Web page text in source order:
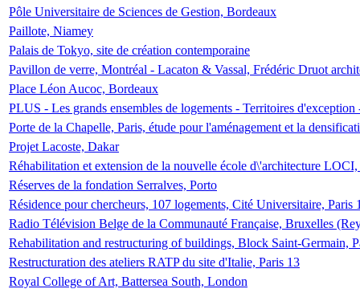
Pôle Universitaire de Sciences de Gestion, Bordeaux
Paillote, Niamey
Palais de Tokyo, site de création contemporaine
Pavillon de verre, Montréal - Lacaton & Vassal, Frédéric Druot
Place Léon Aucoc, Bordeaux
PLUS - Les grands ensembles de logements - Territoires
Porte de la Chapelle, Paris, étude pour l'aménagement et la
Projet Lacoste, Dakar
Réhabilitation et extension de la nouvelle école d\'architecture
Réserves de la fondation Serralves, Porto
Résidence pour chercheurs, 107 logements, Cité Universitaire, Paris
Radio Télévision Belge de la Communauté Française, Bruxelles
Rehabilitation and restructuring of buildings, Block Saint-Germain,
Restructuration des ateliers RATP du site d'Italie, Paris 13
Royal College of Art, Battersea South, London